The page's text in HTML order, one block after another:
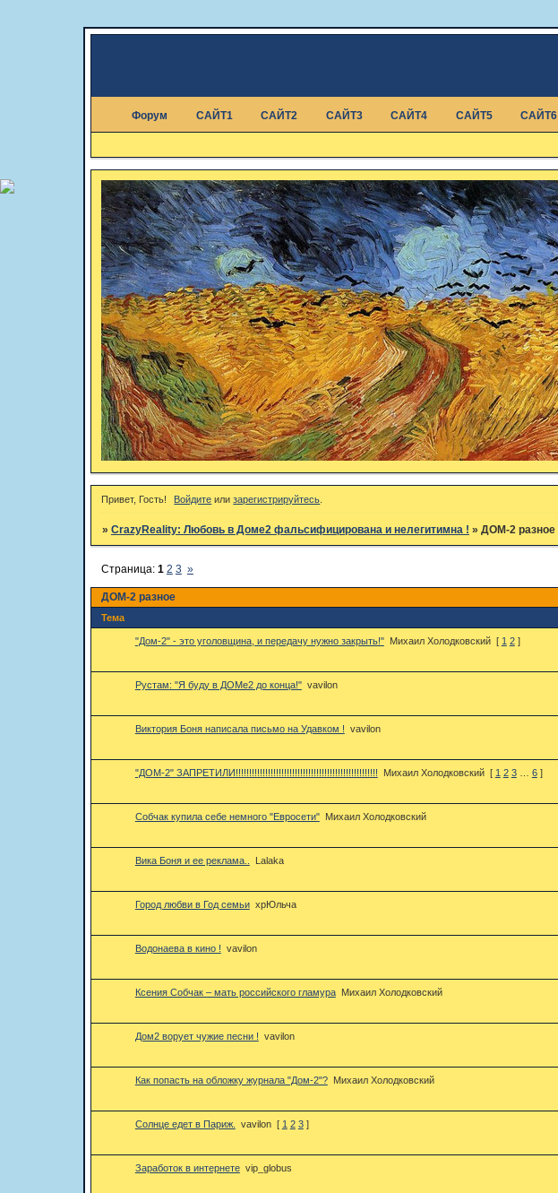
Форум САЙТ1 САЙТ2 САЙТ3 САЙТ4 САЙТ5 САЙТ6
Привет, Гость! Войдите илизарегистрируйтесь
» CrazyReality: Любовь в Доме2 фальсифицирована и нелегитимна ! » ДОМ-2 разное
ДОМ-2 разное
Страница: 1 2 3 »
Тема
"Дом-2" - это уголовщина, и передачу нужно закрыть!" Михаил Холодковский [ 1 2 ]
Рустам: "Я буду в ДОМе2 до конца!" vavilon
Виктория Боня написала письмо на Удавком ! vavilon
"ДОМ-2" ЗАПРЕТИЛИ!!!!!!!!!!!!!!!!!!!!!!!!!!!!!!!!!!!!!!!!!!!!!!!!!!!!! Михаил Холодковский [ 1 2 3 6 ]
Собчак купила себе немного "Евросети"
Михаил Холодковский
Вика Боня и ее реклама..
Lalaka
Город любви в Год семьи хрЮльча
Водонаева в кино ! vavilon
Ксения Собчак – мать российского гламура
Михаил Холодковский
Дом2 ворует чужие песни ! vavilon
Как попасть на обложку журнала "Дом-2"?
Михаил Холодковский
Солнце едет в Париж. vavilon [ 1 2 3 ]
Заработок в интернете vip_globus